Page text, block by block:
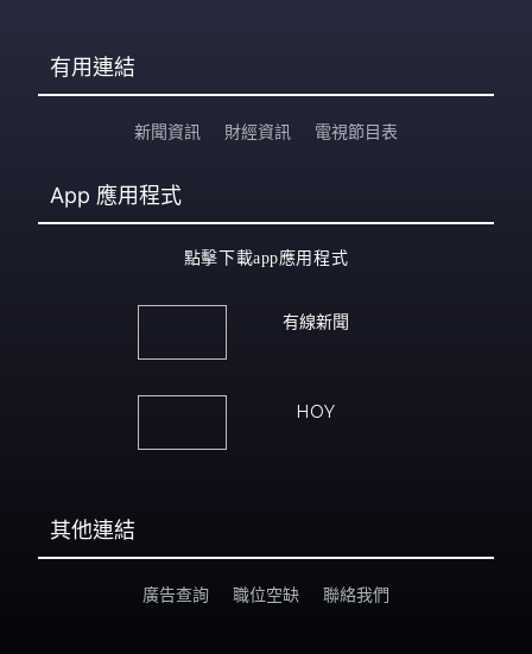
有用連結
新聞資訊 財經資訊 電視節目表
App 應用程式
點擊下載app應用程式
有線新聞
HOY
其他連結
廣告查詢 職位空缺 聯絡我們